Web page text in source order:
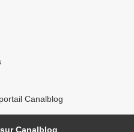
Canalblog
Canalblog